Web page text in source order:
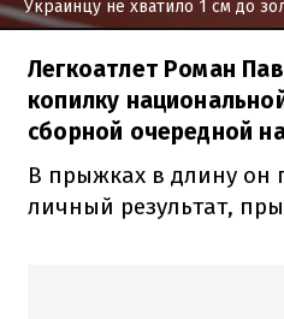
Украинцу не хватило 1 см до
Легкоатлет Роман
копилку
сборной очередной
В прыжках в длину он
личный результат,